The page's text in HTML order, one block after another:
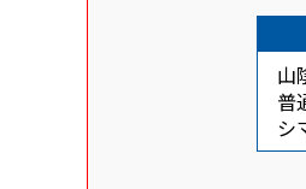
山
普
シ